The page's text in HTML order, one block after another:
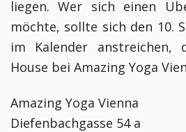
liegen. Wer sich einen
möchte, sollte sich den 10.
im Kalender
House bei Amazing Yoga
Amazing Yoga Vienna
Diefenbachgasse 54 a